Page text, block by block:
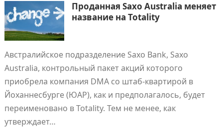
Проданная Saxo Australia меняет
название на Totality
Австралийское подразделение Saxo Bank, Saxo
Australia, контрольный пакет акций которого
приобрела компания DMA со штаб-квартирой в
Йоханнесбурге (ЮАР), как и предполагалось, будет
переименовано в Totality. Тем не менее, как
утверждает…